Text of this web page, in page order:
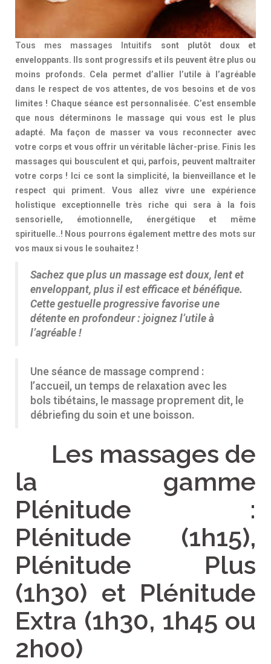
Tous mes massages Intuitifs sont plutôt doux et
enveloppants. Ils sont progressifs et ils peuvent être plus ou
moins profonds. Cela permet d’allier l’utile à l’agréable
dans le respect de vos attentes, de vos besoins et de vos
limites ! Chaque séance est personnalisée. C’est ensemble
que nous déterminons le massage qui vous est le plus
adapté. Ma façon de masser va vous reconnecter avec
votre corps et vous offrir un véritable lâcher-prise. Finis les
massages qui bousculent et qui, parfois, peuvent maltraiter
votre corps ! Ici ce sont la simplicité, la bienveillance et le
respect qui priment. Vous allez vivre une expérience
holistique exceptionnelle très riche qui sera à la fois
sensorielle, émotionnelle, énergétique et même
spirituelle..! Nous pourrons également mettre des mots sur
vos maux si vous le souhaitez !
Sachez que plus un massage est doux, lent et
enveloppant, plus il est efficace et bénéfique.
Cette gestuelle progressive favorise une
détente en profondeur : joignez l’utile à
l’agréable !
Une séance de massage comprend :
l’accueil, un temps de relaxation avec les
bols tibétains, le massage proprement dit, le
débriefing du soin et une boisson.
Les massages de
la gamme
Plénitude :
Plénitude (1h15),
Plénitude Plus
(1h30) et Plénitude
Extra (1h30, 1h45 ou
2h00)